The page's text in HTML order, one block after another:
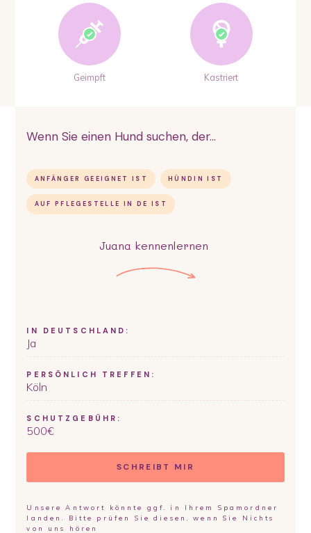
Geimpft Kastriert
Wenn Sie einen Hund suchen, der...
ANFÄNGER GEEIGNET IST HÜNDIN IST
AUF PFLEGESTELLE IN DE IST
Juana kennenlernen
IN DEUTSCHLAND:
Ja
PERSÖNLICH TREFFEN:
Köln
SCHUTZGEBÜHR:
500€
SCHREIBT MIR
Unsere Antwort könnte ggf. in Ihrem Spamordner
landen. Bitte prüfen Sie diesen, wenn Sie Nichts
von uns hören